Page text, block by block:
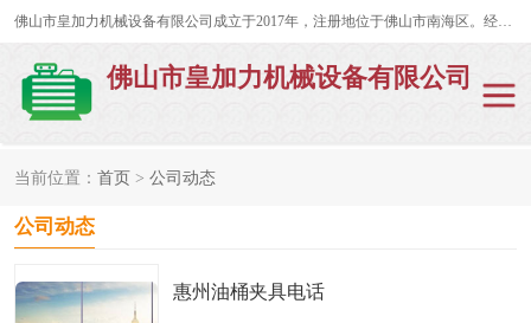
佛山市皇加力机械设备有限公司成立于2017年，注册地位于佛山市南海区。经营范围包括：其他机械设备及电子产品批发、电气设备批发、贸易代理、五金产品批发等；主要产品有：移动式登车桥、叉车装卸货平台、移动式升降机、升降货梯、油桶夹具、电动堆高车。
佛山市皇加力机械设备有限公司
当前位置： 首页 > 公司动态
公司动态
惠州油桶夹具电话